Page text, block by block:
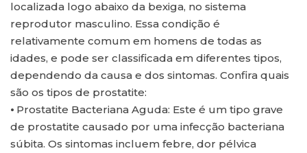
localizada logo abaixo da bexiga, no sistema
reprodutor masculino. Essa condição é
relativamente comum em homens de todas as
idades, e pode ser classificada em diferentes tipos,
dependendo da causa e dos sintomas. Confira quais
são os tipos de prostatite:
⦁ Prostatite Bacteriana Aguda: Este é um tipo grave
de prostatite causado por uma infecção bacteriana
súbita. Os sintomas incluem febre, dor pélvica